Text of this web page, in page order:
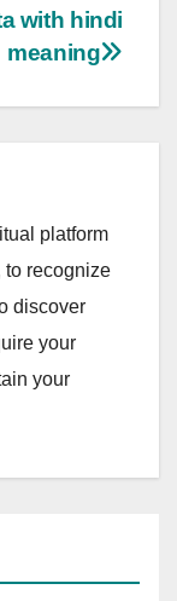
with hindi
meaning
platform
to recognize
discover
your
your